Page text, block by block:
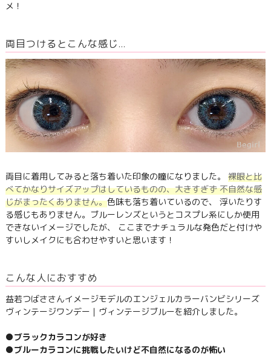
メ！
両目つけるとこんな感じ…
両目に着用してみると落ち着いた印象の瞳になりました。 裸眼と比
べてかなりサイズアップはしているものの、大きすぎず 不自然な感
じがまったくありません。色味も落ち着いているので、 浮いたりす
る感じもありません。ブルーレンズというとコスプレ系にしか使用
できないイメージでしたが、 ここまでナチュラルな発色だと付けや
すいしメイクにも合わせやすいと思います！
こんな人におすすめ
益若つばささんイメージモデルのエンジェルカラーバンビシリーズ
ヴィンテージワンデー｜ヴィンテージブルーを紹介しました。
●ブラックカラコンが好き
●ブルーカラコンに挑戦したいけど不自然になるのが怖い